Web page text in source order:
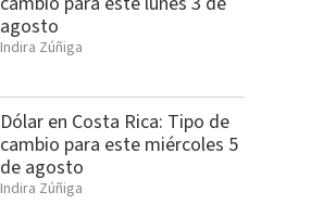
agosto
Indira Zúñiga
Dólar en Costa Rica: Tipo de
cambio para este miércoles 5
de agosto
Indira Zúñiga